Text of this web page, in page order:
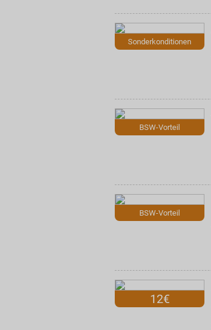
Sonderkonditionen
BSW-Vorteil
BSW-Vorteil
12€